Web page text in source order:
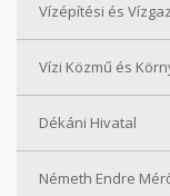
Vízépítési és
Vízi Közmű és
Dékáni Hivatal
Németh Endre